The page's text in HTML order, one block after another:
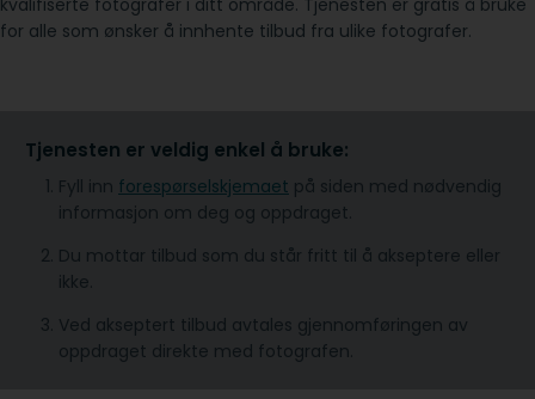
kvalifiserte fotografer i ditt område. Tjenesten er gratis å bruke
for alle som ønsker å innhente tilbud fra ulike fotografer.
Tjenesten er veldig enkel å bruke:
Fyll inn forespørselskjemaet på siden med nødvendig
informasjon om deg og oppdraget.
Du mottar tilbud som du står fritt til å akseptere eller
ikke.
Ved akseptert tilbud avtales gjennomføringen av
oppdraget direkte med fotografen.